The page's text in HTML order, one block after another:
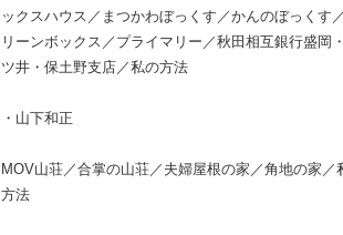
ックスハウス／まつかわぼっくす／かんのぼっくす
リーンボックス／プライマリー／秋田相互銀行盛岡
ツ井・保土野支店／私の方法
・山下和正
MOV山荘／合掌の山荘／夫婦屋根の家／角地の家／
方法